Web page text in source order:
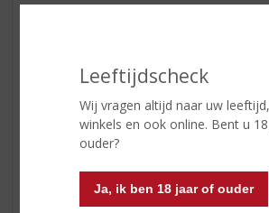
Leeftijdscheck
Wij vragen altijd naar uw
winkels en ook online. Bent u
ouder?
Ja, ik ben 18 jaar of ouder
SHOTJES
FRISDRANK
GLASWERK
GESCHENKVERPAKKING
(RELATIE)GESCHENKEN